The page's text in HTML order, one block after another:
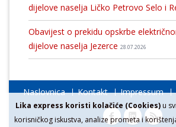
Lika express koristi kolačiće (Cookies)u
korisničkog iskustva, analize prometa i
dijelove naselja Ličko Petrovo Selo i
Obavijest o prekidu opskrbe
dijelove naselja Jezerce 28.07.2026
Naslovnica Kontakt Impressum